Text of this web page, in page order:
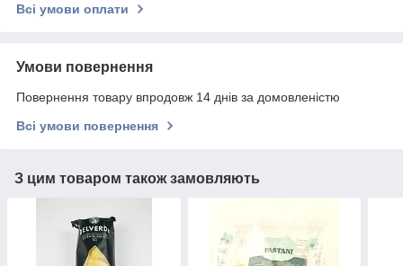
Всі умови оплати
Умови повернення
Повернення товару впродовж 14 днів за домовленістю
Всі умови повернення
З цим товаром також замовляють